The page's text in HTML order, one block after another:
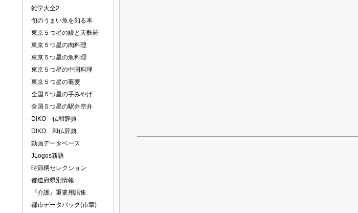
雑学大全2
旬のうまい魚を知る本
東京５つ星の鰻と天麩羅
東京５つ星の肉料理
東京５つ星の魚料理
東京５つ星の中国料理
東京５つ星の蕎麦
全国５つ星の手みやげ
全国５つ星の駅弁空弁
DIKO 仏和辞典
DIKO 和仏辞典
動画データベース
JLogos新語
時節柄セレクション
都道府県別情報
『介護』重要用語集
都市データパック(市章)